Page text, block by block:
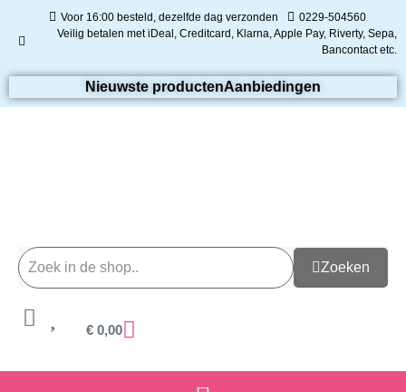
Voor 16:00 besteld, dezelfde dag verzonden
0229-504560
Veilig betalen met iDeal, Creditcard, Klarna, Apple Pay, Riverty, Sepa,
Bancontact etc.
Nieuwste productenAanbiedingen
Zoeken
€ 0,00